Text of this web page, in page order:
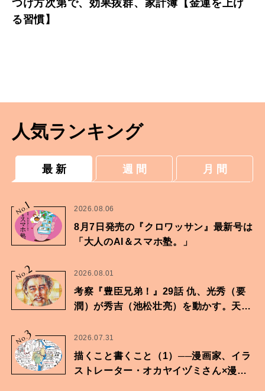
つけ方次第で、効果抜群、家計簿【金運を上げ
る習慣】
人気ランキング
最 新 週 間 月 間
No.
1 2026.08.06
8月7日発売の『クロワッサン』最新号は
「大人のAI＆スマホ塾。」
No.2 2026.08.01
考察『豊臣兄弟！』29話 仇、光秀（要
潤）が秀吉（池松壮亮）を動かす。天下
No.
3 2026.07.31
描くこと書くこと（1）──漫画家、イラ
ストレーター・オカヤイヅミさん×漫画